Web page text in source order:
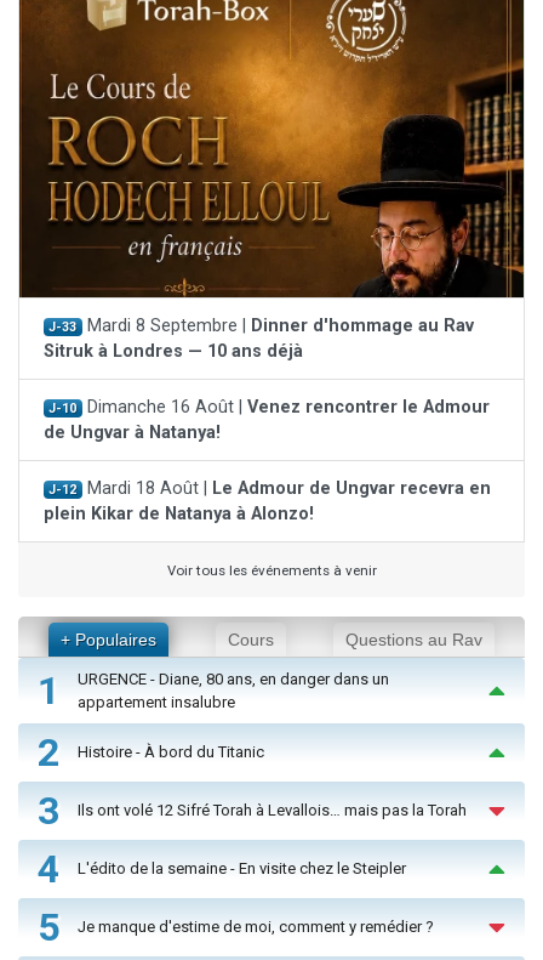
J-33 Mardi 8 Septembre |
Dinner d'hommage au Rav
Sitruk à Londres — 10 ans déjà
J-10 Dimanche 16 Août | Venez rencontrer le Admour
de Ungvar à Natanya!
J-12 Mardi 18 Août |
Le Admour de Ungvar recevra en
plein Kikar de Natanya à Alonzo!
Voir tous les événements à venir
+ Populaires Cours Questions au Rav
1
URGENCE - Diane, 80 ans, en danger dans un
appartement insalubre
2 Histoire - À bord du Titanic
3 Ils ont volé 12 Sifré Torah à Levallois… mais pas la Torah
4 L'édito de la semaine - En visite chez le Steipler
5 Je manque d'estime de moi, comment y remédier ?